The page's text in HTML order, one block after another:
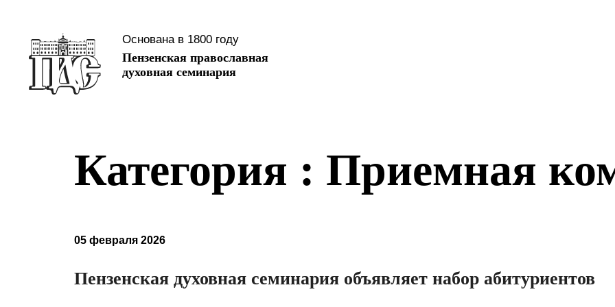
Основана в 1800 году
Пензенская православная
духовная семинария
Категория : Приемная
05 февраля 2026
Пензенская духовная семинария объявляет набор абитуриентов